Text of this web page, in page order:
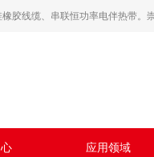
胶线缆、串联恒功率电伴热带
应用领域